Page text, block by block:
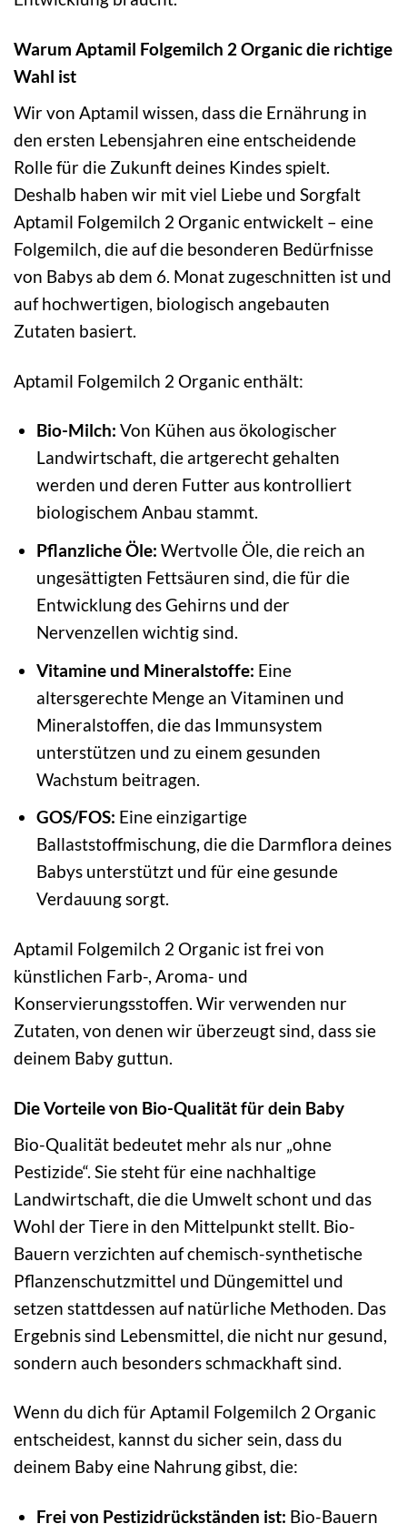
Warum Aptamil Folgemilch 2 Organic die richtige
Wahl ist
Wir von Aptamil wissen, dass die Ernährung in
den ersten Lebensjahren eine entscheidende
Rolle für die Zukunft deines Kindes spielt.
Deshalb haben wir mit viel Liebe und Sorgfalt
Aptamil Folgemilch 2 Organic entwickelt – eine
Folgemilch, die auf die besonderen Bedürfnisse
von Babys ab dem 6. Monat zugeschnitten ist und
auf hochwertigen, biologisch angebauten
Zutaten basiert.
Aptamil Folgemilch 2 Organic enthält:
Bio-Milch: Von Kühen aus ökologischer
Landwirtschaft, die artgerecht gehalten
werden und deren Futter aus kontrolliert
biologischem Anbau stammt.
Pflanzliche Öle: Wertvolle Öle, die reich an
ungesättigten Fettsäuren sind, die für die
Entwicklung des Gehirns und der
Nervenzellen wichtig sind.
Vitamine und Mineralstoffe: Eine
altersgerechte Menge an Vitaminen und
Mineralstoffen, die das Immunsystem
unterstützen und zu einem gesunden
Wachstum beitragen.
GOS/FOS: Eine einzigartige
Ballaststoffmischung, die die Darmflora deines
Babys unterstützt und für eine gesunde
Verdauung sorgt.
Aptamil Folgemilch 2 Organic ist frei von
künstlichen Farb-, Aroma- und
Konservierungsstoffen. Wir verwenden nur
Zutaten, von denen wir überzeugt sind, dass sie
deinem Baby guttun.
Die Vorteile von Bio-Qualität für dein Baby
Bio-Qualität bedeutet mehr als nur „ohne
Pestizide“. Sie steht für eine nachhaltige
Landwirtschaft, die die Umwelt schont und das
Wohl der Tiere in den Mittelpunkt stellt. Bio-
Bauern verzichten auf chemisch-synthetische
Pflanzenschutzmittel und Düngemittel und
setzen stattdessen auf natürliche Methoden. Das
Ergebnis sind Lebensmittel, die nicht nur gesund,
sondern auch besonders schmackhaft sind.
Wenn du dich für Aptamil Folgemilch 2 Organic
entscheidest, kannst du sicher sein, dass du
deinem Baby eine Nahrung gibst, die:
Frei von Pestizidrückständen ist: Bio-Bauern